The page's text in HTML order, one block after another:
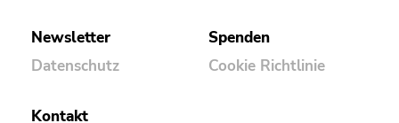
Newsletter
Datenschutz
Spenden
Cookie Richtlinie
Kontakt